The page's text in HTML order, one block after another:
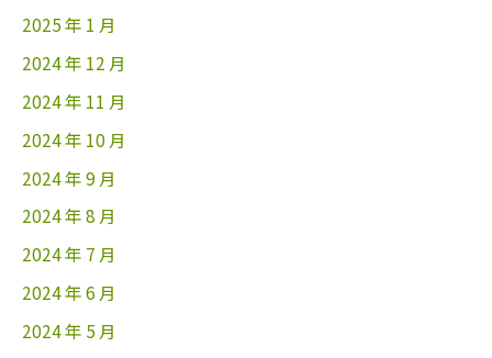
2025 年 1 月
2024 年 12 月
2024 年 11 月
2024 年 10 月
2024 年 9 月
2024 年 8 月
2024 年 7 月
2024 年 6 月
2024 年 5 月